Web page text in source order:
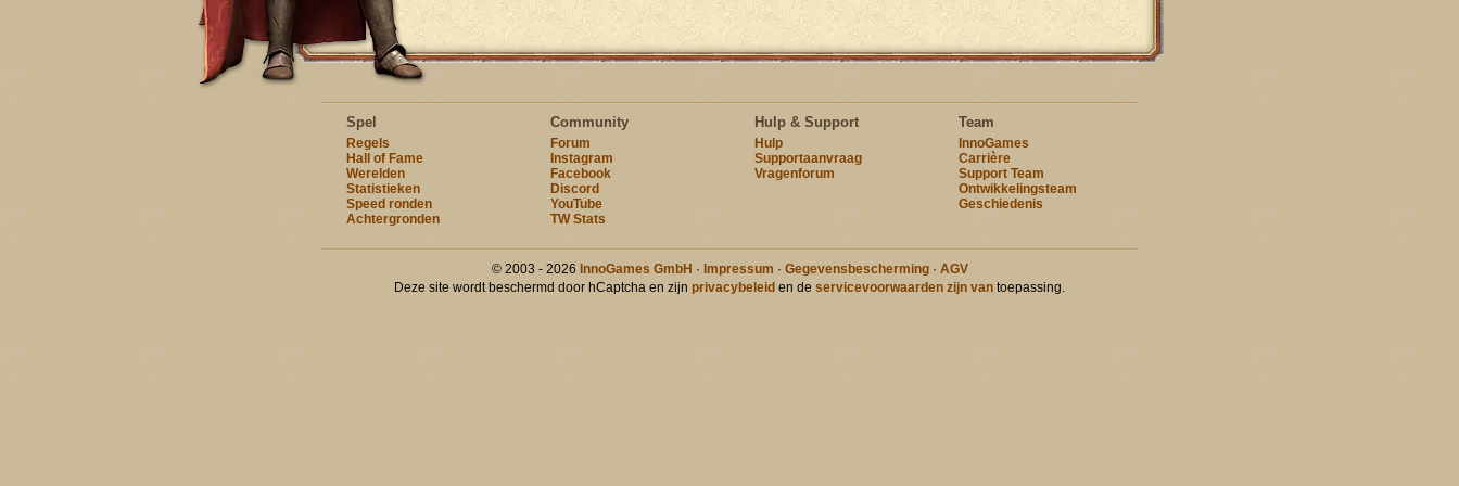
Spel
Regels
Hall of Fame
Werelden
Statistieken
Speed ronden
Achtergronden
Community
Forum
Instagram
Facebook
Discord
YouTube
TW Stats
Hulp & Support
Hulp
Supportaanvraag
Vragenforum
Team
InnoGames
Carrière
Support Team
Ontwikkelingsteam
Geschiedenis
© 2003 - 2026 InnoGames GmbH · Impressum · Gegevensbescherming· AGV
Deze site wordt beschermd door hCaptcha en zijn privacybeleid en de servicevoorwaarden zijn van toepassing.